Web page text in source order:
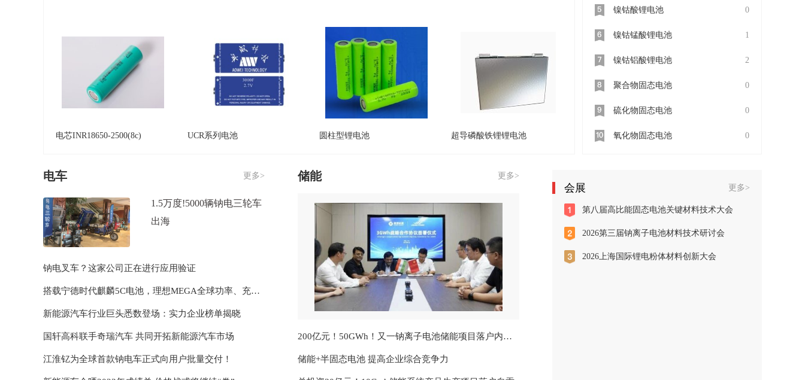
电芯INR18650-2500(8c) UCR系列电池 圆柱型锂电池 超导磷酸铁锂锂电池
电动二轮车专用电池4815A 51.2V100Ah储能电池
镍钴酸锂电池 0
镍钴锰酸锂电池 1
镍钴铝酸锂电池 2
聚合物固态电池 0
硫化物固态电池 0
氧化物固态电池 0
电车 更多>
1.5万度!5000辆钠电三轮车
出海
钠电叉车？这家公司正在进行应用验证
搭载宁德时代麒麟5C电池，理想MEGA全球功率、充电速度第一
新能源汽车行业巨头悉数登场：实力企业榜单揭晓
国轩高科联手奇瑞汽车 共同开拓新能源汽车市场
江淮钇为全球首款钠电车正式向用户批量交付！
储能 更多>
200亿元！50GWh！又一钠离子电池储能项目落户内蒙古
储能+半固态电池 提高企业综合竞争力
会展 更多>
第八届高比能固态电池关键材料技术大会
2026第三届钠离子电池材料技术研讨会
2026上海国际锂电粉体材料创新大会